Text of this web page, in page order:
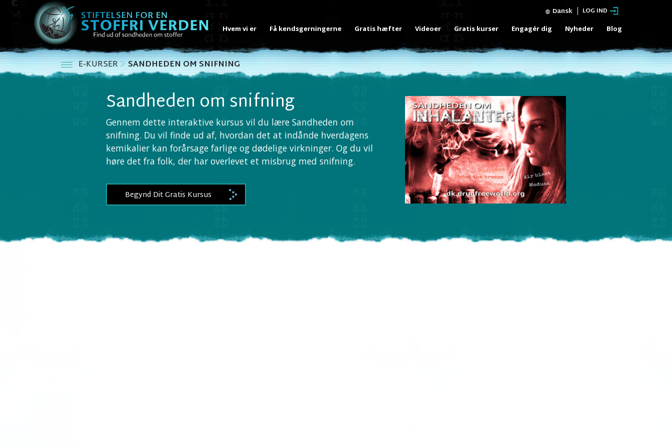
Dansk LOG IND
Hvem vi er Få kendsgerningerne Gratis hæfter Videoer Gratis kurser Engagér dig Nyheder Blog
E-KURSER SANDHEDEN OM SNIFNING
Sandheden om snifning
Gennem dette interaktive kursus vil du lære Sandheden om
snifning. Du vil finde ud af, hvordan det at indånde hverdagens
kemikalier kan forårsage farlige og dødelige virkninger. Og du vil
høre det fra folk, der har overlevet et misbrug med snifning.
Begynd Dit Gratis Kursus